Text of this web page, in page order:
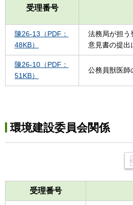
受理番号
陳26-13（PDF：
48KB）
法務局が担う
意見書の提出
陳26-10（PDF：
51KB）
公務員獣医師
環境建設委員会関係
受理番号